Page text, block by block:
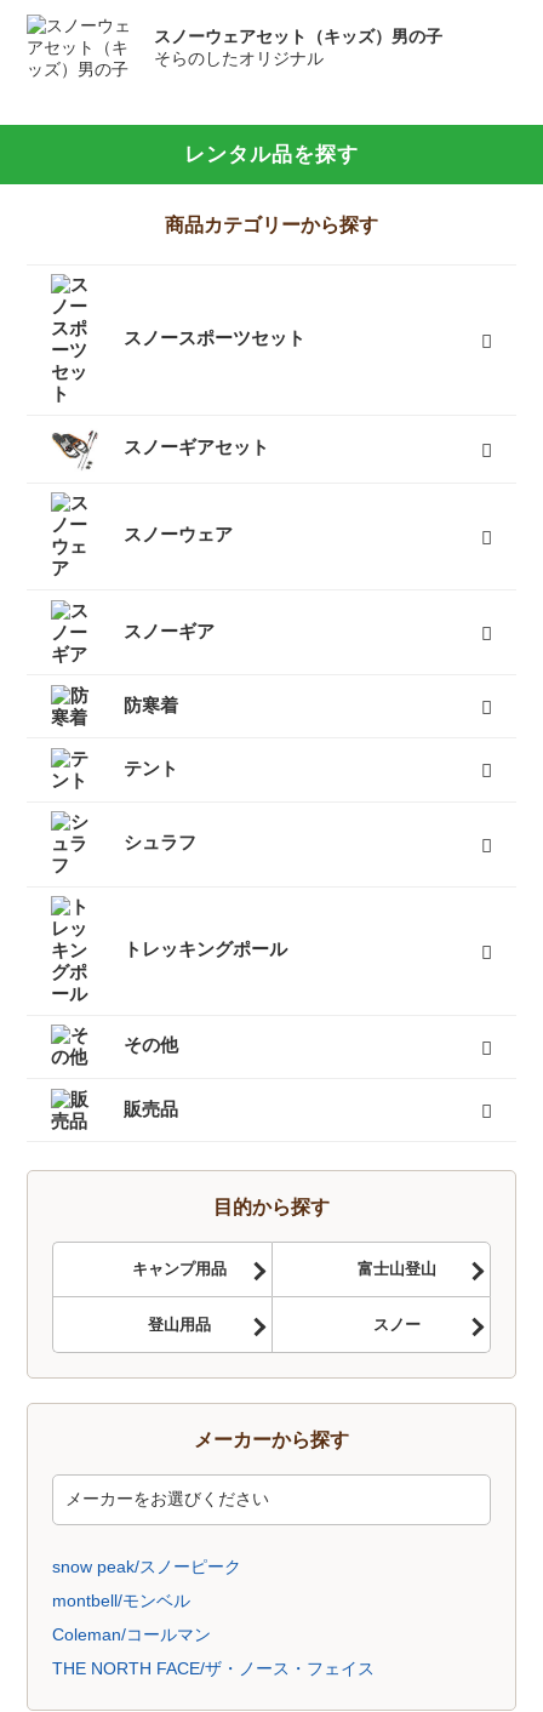
スノーウェアセット（キッズ）男の子
そらのしたオリジナル
レンタル品を探す
商品カテゴリーから探す
スノースポーツセット
スノーギアセット
スノーウェア
レディーススノーウェア
レディーススノーボードウェア
メンズスノーウェア
メンズスノーボードウェア
キッズスノーウェア
キッズスノーボードウェア
スノーグローブ
キッズスノーグローブ
ゴーグル
防寒タイツ
すべて
スノーギア
スノーブーツ（雪山登山靴）
スノーシュー
ビーコン
バックカントリーザック
スノーフライ
アイゼン
ピッケル（アックス）
スノーウェア
ゴーグル
タイヤチェーン
エアボード
すべて 防寒着
インナーダウン
ダウンジャケット
ダウンパンツ
ダウンコート
フリース
キッズ用ダウン
テントシューズ
マフラー
すべて テント
キャンプテント
山岳テント
ツーリングテント
タープ
テントマット
スノーフライ
ツェルト
テントアイテム
すべて
シュラフ
オールシーズンシュラフ（冬用寝袋）
３シーズンシュラフ（春秋用寝袋）
夏用シュラフ（夏用寝袋）
マット
コット
ピロー
シュラフカバー
インナーシーツ
小物
すべて
トレッキングポール
３つ折りタイプ
レバーロックタイプ
ツイストロックタイプ
すべて その他
キャリーカート
チェア（椅子）
スパッツ（ゲイター）
サポートタイツ
防寒タイツ
スカート
ヘルメット
ハーネス
クーラーボックス
天体望遠鏡
双眼鏡
コンパス
GPS
時計
ヒーター
ボトル
トレッキンググローブ
サングラス
帽子
トレッキングパンツ
ハイドレーション
ソーラーチャージャー
カヤック
自転車
熊よけ・熊撃退
すべて 販売品
トレッキングソックス
燃料
酸素缶
帽子
手袋
ハイドレーション
そらのしたオリジナルＴシャツ
すべて
目的から探す
キャンプ用品 富士山登山
登山用品 スノー
メーカーから探す
snow peak/スノーピーク
montbell/モンベル
Coleman/コールマン
THE NORTH FACE/ザ・ノース・フェイス